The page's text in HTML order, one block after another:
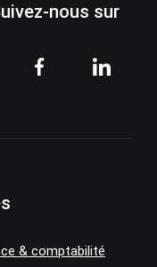
nous sur
& comptabilité